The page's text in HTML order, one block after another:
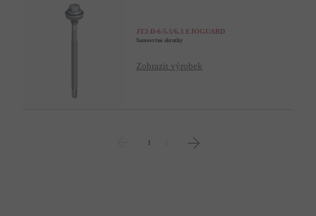
JT2-D-6-5.5/6.3 EJOGUARD
Samovrtné skrutky
Zobrazit výrobek
1